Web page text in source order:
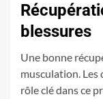
blessures
Une bonne
musculation.
rôle clé dans ce